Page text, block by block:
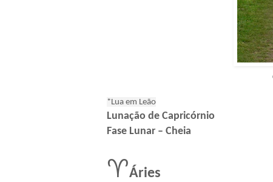
*Lua em Leão
Lunação de Capricórnio
Fase Lunar – Cheia
♈Áries